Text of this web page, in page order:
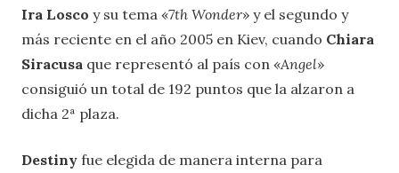
Ira Losco y su tema «7th Wonder» y el segundo y
más reciente en el año 2005 en Kiev, cuando Chiara
Siracusa que representó al país con «Angel»
consiguió un total de 192 puntos que la alzaron a
dicha 2ª plaza.
Destiny fue elegida de manera interna para